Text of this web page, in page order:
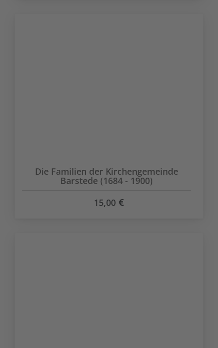
Die Familien der Kirchengemeinde
Barstede (1684 - 1900)
15,00